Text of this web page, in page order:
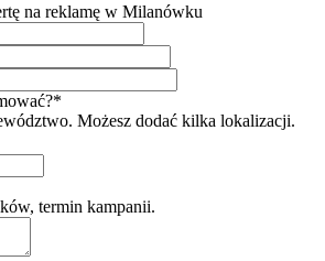
na reklamę w Milanówku
Możesz dodać kilka lokalizacji.
termin kampanii.